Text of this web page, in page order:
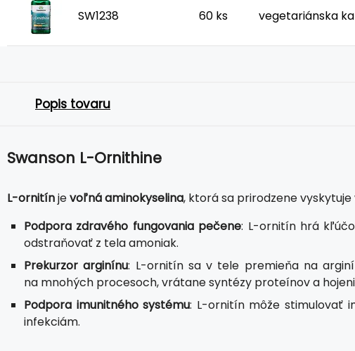
SW1238 60 ks vegetariánska
Popis tovaru
Swanson L-Ornithine
L-ornitínjevoľná aminokyselina, ktorá sa prirodzene
Podpora zdravého fungovania pečene: L-ornitín hrá
odstraňovať z tela amoniak.
Prekurzor arginínu: L-ornitín sa v tele premieňa na
na mnohých procesoch, vrátane syntézy proteínov a
Podpora imunitného systému: L-ornitín môže stimulovať
infekciám.